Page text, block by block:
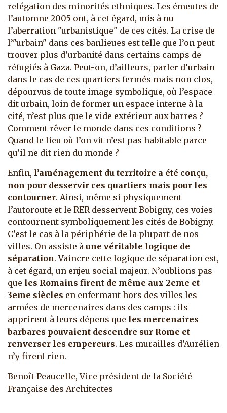
relégation des minorités ethniques. Les émeutes de
l’automne 2005 ont, à cet égard, mis à nu
l’aberration "urbanistique" de ces cités. La crise de
l’"urbain" dans ces banlieues est telle que l’on peut
trouver plus d’urbanité dans certains camps de
réfugiés à Gaza. Peut-on, d’ailleurs, parler d’urbain
dans le cas de ces quartiers fermés mais non clos,
dépourvus de toute image symbolique, où l’espace
dit urbain, loin de former un espace interne à la
cité, n’est plus que le vide extérieur aux barres ?
Comment rêver le monde dans ces conditions ?
Quand le lieu où l’on vit n’est pas habitable parce
qu’il ne dit rien du monde ?
Enfin, l’aménagement du territoire a été conçu,
non pour desservir ces quartiers mais pour les
contourner. Ainsi, même si physiquement
l’autoroute et le RER desservent Bobigny, ces voies
contournent symboliquement les cités de Bobigny.
C’est le cas à la périphérie de la plupart de nos
villes. On assiste à une véritable logique de
séparation. Vaincre cette logique de séparation est,
à cet égard, un enjeu social majeur. N’oublions pas
que les Romains firent de même aux 2eme et
3eme siècles en enfermant hors des villes les
armées de mercenaires dans des camps : ils
apprirent à leurs dépens que les mercenaires
barbares pouvaient descendre sur Rome et
renverser les empereurs. Les murailles d’Aurélien
n’y firent rien.
Benoît Peaucelle, Vice président de la Société
Française des Architectes